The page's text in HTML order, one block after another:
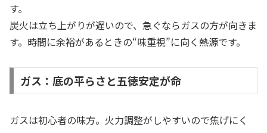
す。
炭火は立ち上がりが遅いので、急ぐならガスの方が向きま
す。時間に余裕があるときの“味重視”に向く熱源です。
ガス：底の平らさと五徳安定が命
ガスは初心者の味方。火力調整がしやすいので焦げにく